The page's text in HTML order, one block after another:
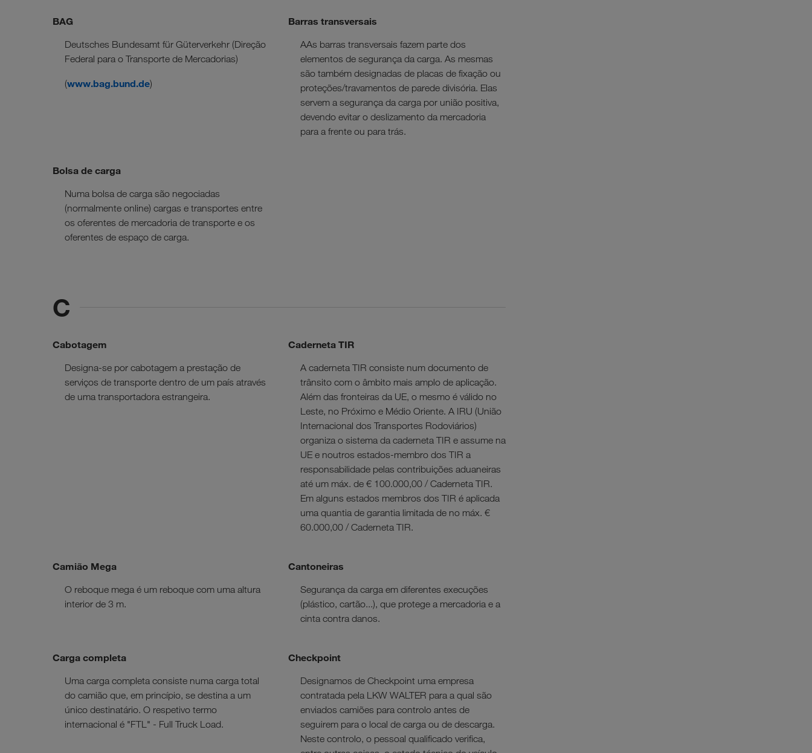
BAG
Deutsches Bundesamt für Güterverkehr (Direção
Federal para o Transporte de Mercadorias)
(www.bag.bund.de)
Barras transversais
AAs barras transversais fazem parte dos
elementos de segurança da carga. As mesmas
são também designadas de placas de fixação ou
proteções/travamentos de parede divisória. Elas
servem a segurança da carga por união positiva,
devendo evitar o deslizamento da mercadoria
para a frente ou para trás.
Bolsa de carga
Numa bolsa de carga são negociadas
(normalmente online) cargas e transportes entre
os oferentes de mercadoria de transporte e os
oferentes de espaço de carga.
C
Cabotagem
Designa-se por cabotagem a prestação de
serviços de transporte dentro de um país através
de uma transportadora estrangeira.
Caderneta TIR
A caderneta TIR consiste num documento de
trânsito com o âmbito mais amplo de aplicação.
Além das fronteiras da UE, o mesmo é válido no
Leste, no Próximo e Médio Oriente. A IRU (União
Internacional dos Transportes Rodoviários)
organiza o sistema da caderneta TIR e assume na
UE e noutros estados-membro dos TIR a
responsabilidade pelas contribuições aduaneiras
até um máx. de € 100.000,00 / Caderneta TIR.
Em alguns estados membros dos TIR é aplicada
uma quantia de garantia limitada de no máx. €
60.000,00 / Caderneta TIR.
Camião Mega
O reboque mega é um reboque com uma altura
interior de 3 m.
Cantoneiras
Segurança da carga em diferentes execuções
(plástico, cartão...), que protege a mercadoria e a
cinta contra danos.
Carga completa
Uma carga completa consiste numa carga total
do camião que, em princípio, se destina a um
único destinatário. O respetivo termo
internacional é "FTL" - Full Truck Load.
Checkpoint
Designamos de Checkpoint uma empresa
contratada pela LKW WALTER para a qual são
enviados camiões para controlo antes de
seguirem para o local de carga ou de descarga.
Neste controlo, o pessoal qualificado verifica,